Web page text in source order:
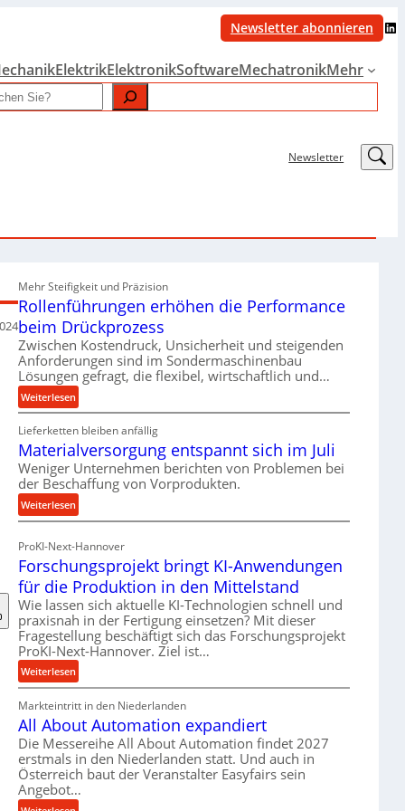
Newsletter abonnieren LinkedIn
ElektrikElektronikSoftwareMechatronikMehr
Newsletter LinkedIn
Mehr Steifigkeit und Präzision
Rollenführungen erhöhen die Performance
beim Drückprozess
Zwischen Kostendruck, Unsicherheit und steigenden
Anforderungen sind im Sondermaschinenbau
Lösungen gefragt, die flexibel, wirtschaftlich und…
Weiterlesen:
R
o
l
l
e
n
f
h
r
u
n
g
e
n
e
r
h
ö
h
e
n
d
Lieferketten bleiben anfällig
Materialversorgung entspannt sich im Juli
Weniger Unternehmen berichten von Problemen bei
der Beschaffung von Vorprodukten.
Weiterlesen:
M
e
r
i
a
l
v
e
r
s
o
r
g
u
n
ProKI-Next-Hannover
Forschungsprojekt bringt KI-Anwendungen
für die Produktion in den Mittelstand
Wie lassen sich aktuelle KI-Technologien schnell und
praxisnah in der Fertigung einsetzen? Mit dieser
Fragestellung beschäftigt sich das Forschungsprojekt
ProKI-Next-Hannover. Ziel ist…
Weiterlesen:
F
o
r
s
c
h
u
n
Markteintritt in den Niederlanden
All About Automation expandiert
Die Messereihe All About Automation findet 2027
erstmals in den Niederlanden statt. Und auch in
Österreich baut der Veranstalter Easyfairs sein
Angebot…